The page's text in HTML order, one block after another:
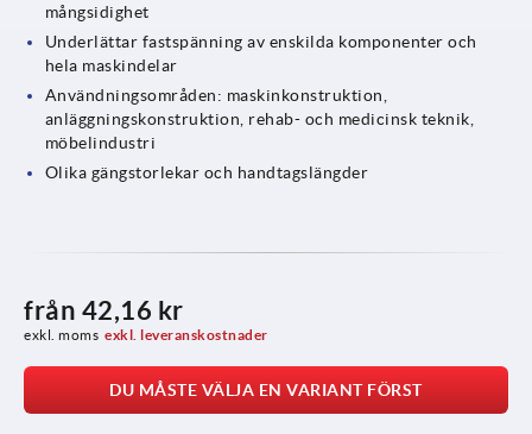
mångsidighet
Underlättar fastspänning av enskilda komponenter och
hela maskindelar
Användningsområden: maskinkonstruktion,
anläggningskonstruktion, rehab- och medicinsk teknik,
möbelindustri
Olika gängstorlekar och handtagslängder
från 42,16 kr
exkl. moms exkl. leveranskostnader
DU MÅSTE VÄLJA EN VARIANT FÖRST